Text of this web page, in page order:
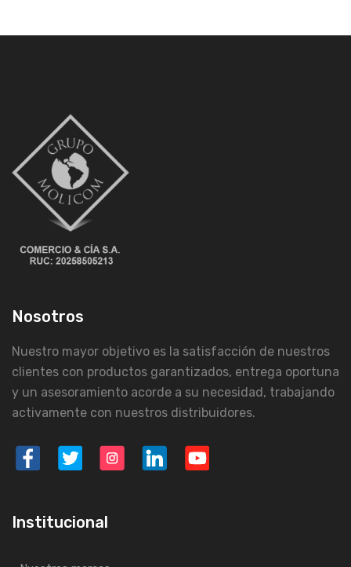
Nosotros
Nuestro mayor objetivo es la satisfacción de nuestros
clientes con productos garantizados, entrega oportuna
y un asesoramiento acorde a su necesidad, trabajando
activamente con nuestros distribuidores.
Institucional